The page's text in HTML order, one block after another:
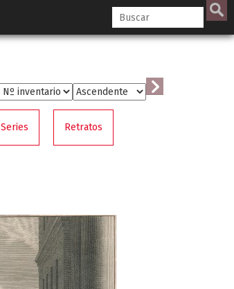
Series Retratos